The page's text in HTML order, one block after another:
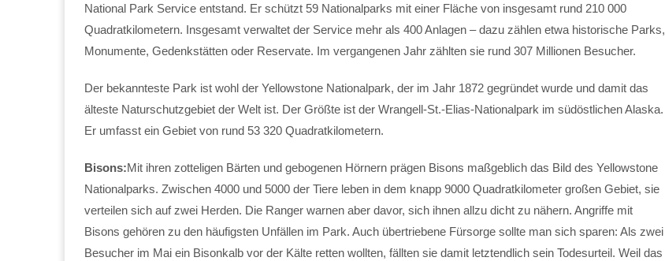
National Park Service entstand. Er schützt 59 Nationalparks mit einer Fläche von insgesamt rund 210 000
Quadratkilometern. Insgesamt verwaltet der Service mehr als 400 Anlagen – dazu zählen etwa historische Parks,
Monumente, Gedenkstätten oder Reservate. Im vergangenen Jahr zählten sie rund 307 Millionen Besucher.
Der bekannteste Park ist wohl der Yellowstone Nationalpark, der im Jahr 1872 gegründet wurde und damit das
älteste Naturschutzgebiet der Welt ist. Der Größte ist der Wrangell-St.-Elias-Nationalpark im südöstlichen Alaska.
Er umfasst ein Gebiet von rund 53 320 Quadratkilometern.
Bisons:Mit ihren zotteligen Bärten und gebogenen Hörnern prägen Bisons maßgeblich das Bild des Yellowstone
Nationalparks. Zwischen 4000 und 5000 der Tiere leben in dem knapp 9000 Quadratkilometer großen Gebiet, sie
verteilen sich auf zwei Herden. Die Ranger warnen aber davor, sich ihnen allzu dicht zu nähern. Angriffe mit
Bisons gehören zu den häufigsten Unfällen im Park. Auch übertriebene Fürsorge sollte man sich sparen: Als zwei
Besucher im Mai ein Bisonkalb vor der Kälte retten wollten, fällten sie damit letztendlich sein Todesurteil. Weil das